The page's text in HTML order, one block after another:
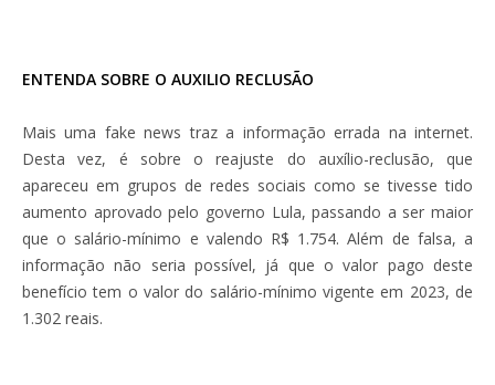
ENTENDA SOBRE O AUXILIO RECLUSÃO
Mais uma fake news traz a informação errada na internet.
Desta vez, é sobre o reajuste do auxílio-reclusão, que
apareceu em grupos de redes sociais como se tivesse tido
aumento aprovado pelo governo Lula, passando a ser maior
que o salário-mínimo e valendo R$ 1.754. Além de falsa, a
informação não seria possível, já que o valor pago deste
benefício tem o valor do salário-mínimo vigente em 2023, de
1.302 reais.